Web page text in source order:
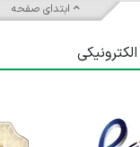
ابتدای صفحه